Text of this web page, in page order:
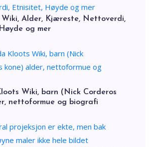
Wiki, Alder, Kjæreste, Nettoverdi,
og mer
Wiki, barn (Nick Corderos
nettoformue og biografi